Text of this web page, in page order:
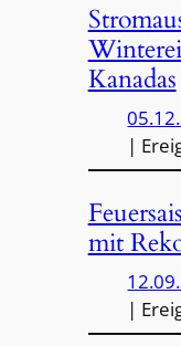
Kanadas
|
mit
|